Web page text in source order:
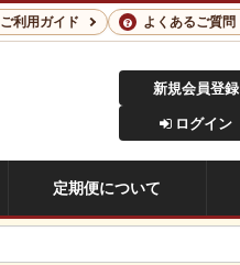
ご利用ガイド よくあるご質問
新規会員登録
ログイン
定期便について